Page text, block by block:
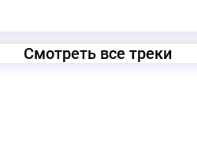
Смотреть все треки